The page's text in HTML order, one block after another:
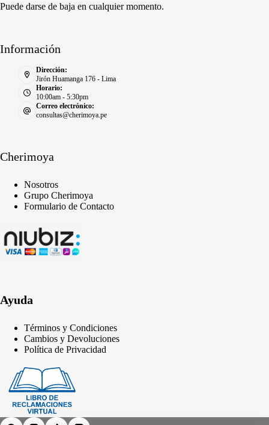
Puede darse de baja en cualquier momento.
Información
Dirección:
Jirón Huamanga 176 - Lima
Horario:
10:00am - 5:30pm
Correo electrónico:
consultas@cherimoya.pe
Cherimoya
Nosotros
Grupo Cherimoya
Formulario de Contacto
Ayuda
Términos y Condiciones
Cambios y Devoluciones
Política de Privacidad